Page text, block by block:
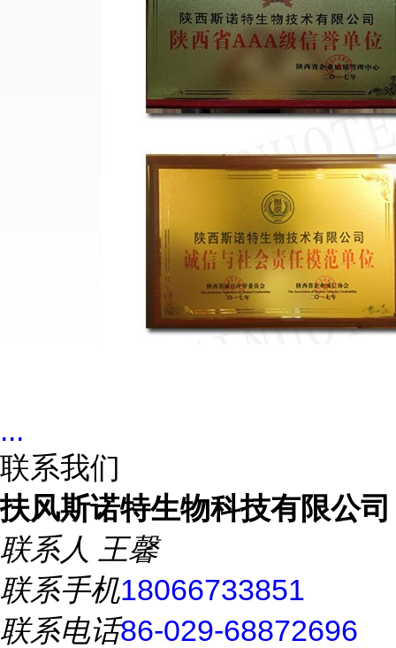
...
联系我们
扶风斯诺特生物科技有限公司
联系人 王馨
联系手机18066733851
联系电话86-029-68872696